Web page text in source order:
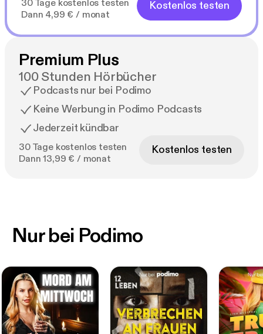
30 Tage kostenlos testen
Dann 4,99 € / monat
Kostenlos testen
Premium Plus
100 Stunden Hörbücher
Podcasts nur bei Podimo
Keine Werbung in Podimo Podcasts
Jederzeit kündbar
30 Tage kostenlos testen
Dann 13,99 € / monat
Kostenlos testen
Nur bei Podimo